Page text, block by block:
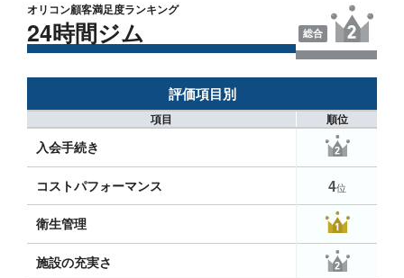
オリコン顧客満足度ランキング
24時間ジム 総合
評価項目別
項目 順位
入会手続き
コストパフォーマンス 4位
衛生管理
施設の充実さ